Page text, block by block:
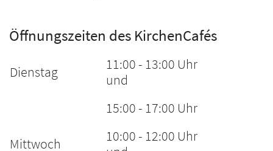
Öffnungszeiten des KirchenCafés
Dienstag
11:00 - 13:00 Uhr
und
15:00 - 17:00 Uhr
Mittwoch
10:00 - 12:00 Uhr